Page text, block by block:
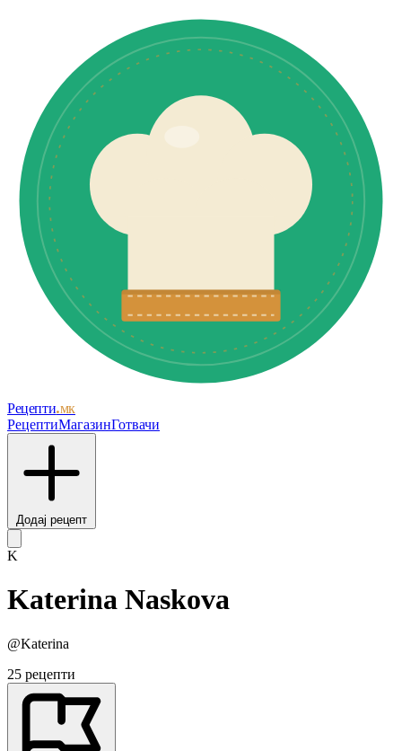
Рецепти.мк
РецептиМагазинГотвачи
Додај рецепт
K
Katerina Naskova
@Katerina
25 рецепти